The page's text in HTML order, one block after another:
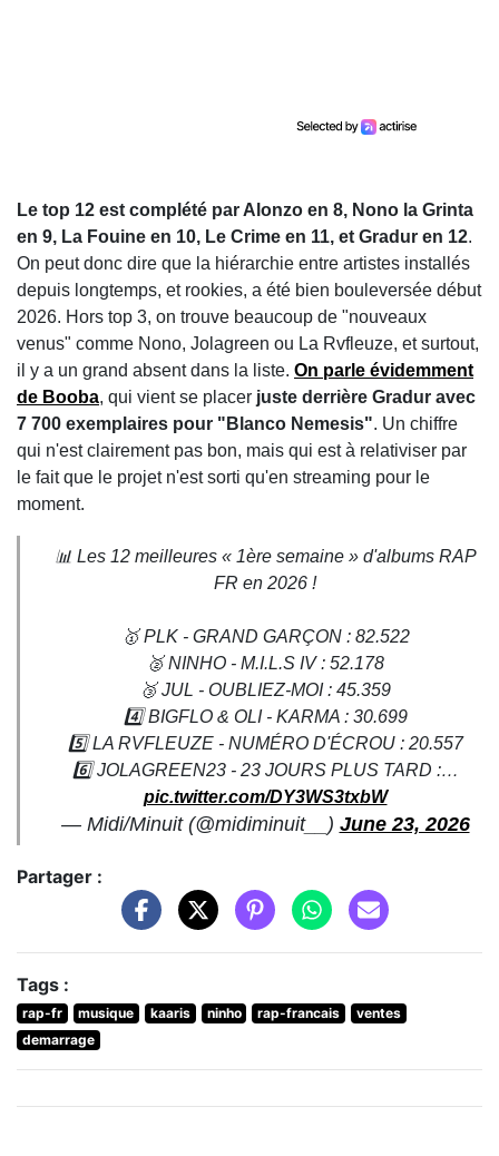
Le top 12 est complété par Alonzo en 8, Nono la Grinta
en 9, La Fouine en 10, Le Crime en 11, et Gradur en 12.
On peut donc dire que la hiérarchie entre artistes installés
depuis longtemps, et rookies, a été bien bouleversée début
2026. Hors top 3, on trouve beaucoup de "nouveaux
venus" comme Nono, Jolagreen ou La Rvfleuze, et surtout,
il y a un grand absent dans la liste. On parle évidemment
de Booba, qui vient se placer juste derrière Gradur avec
7 700 exemplaires pour "Blanco Nemesis". Un chiffre
qui n'est clairement pas bon, mais qui est à relativiser par
le fait que le projet n'est sorti qu'en streaming pour le
moment.
📊 Les 12 meilleures « 1ère semaine » d'albums RAP
FR en 2026 !
🥇 PLK - GRAND GARÇON : 82.522
🥈 NINHO - M.I.L.S IV : 52.178
🥉 JUL - OUBLIEZ-MOI : 45.359
4️⃣ BIGFLO & OLI - KARMA : 30.699
5️⃣ LA RVFLEUZE - NUMÉRO D'ÉCROU : 20.557
6️⃣ JOLAGREEN23 - 23 JOURS PLUS TARD :…
pic.twitter.com/DY3WS3txbW
— Midi/Minuit (@midiminuit__) June 23, 2026
Partager :
Tags :
rap-fr musique kaaris ninho rap-francais
ventes
demarrage